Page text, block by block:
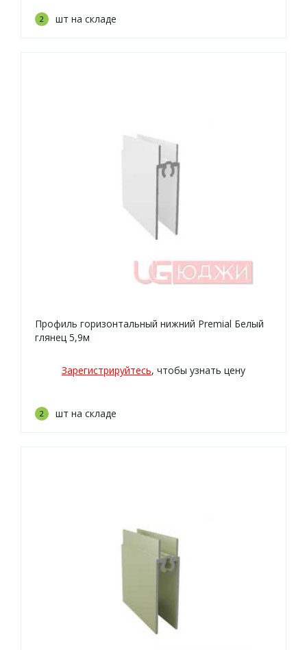
2 шт на складе
Профиль горизонтальный нижний Premial Белый
глянец 5,9м
Зарегистрируйтесь, чтобы узнать цену
2 шт на складе